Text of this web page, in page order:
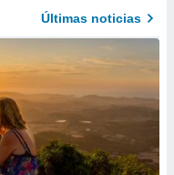
Últimas noticias